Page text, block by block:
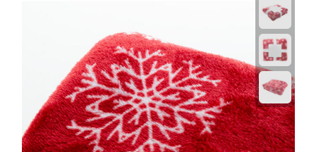
Fiets reparatiesets
Zadelhoezen
Drinkwaren